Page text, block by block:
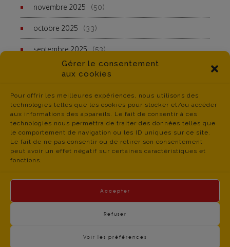
Gérer le consentement
aux cookies
Pour offrir les meilleures expériences, nous utilisons des
technologies telles que les cookies pour stocker et/ou accéder
aux informations des appareils. Le fait de consentir à ces
technologies nous permettra de traiter des données telles que
le comportement de navigation ou les ID uniques sur ce site.
Le fait de ne pas consentir ou de retirer son consentement
peut avoir un effet négatif sur certaines caractéristiques et
fonctions.
Accepter
Refuser
Voir les préférences
novembre 2025 (50)
octobre 2025 (33)
septembre 2025 (53)